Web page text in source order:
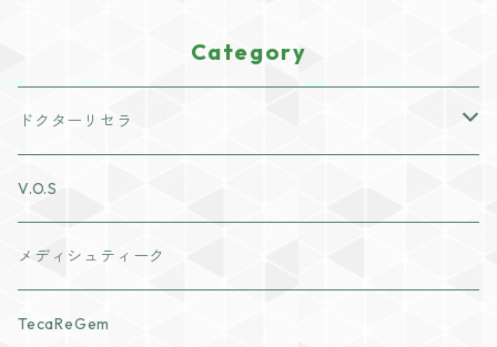
Category
ドクターリセラ
アクアヴィーナススキンケア
クレンジング・洗顔
化粧水
ナチュリスティーアクレス
cocochia
V.O.S
メディシュティーク
TecaReGem